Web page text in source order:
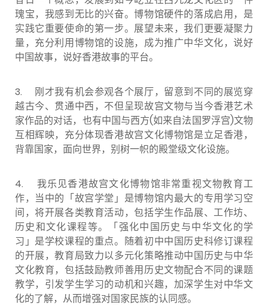
瑰宝，我感到无比的兴奋。博物馆硬件的落成启用，是
实践它重要使命的第一步。展望未来，我们更要凝聚力
量，充分利用博物馆的设施，成为推广中华文化，说好
中国故事，说好香港故事的平台。
3. 刚才我有机会参观各个展厅，留意到不同的展览穿
越古今、贯通中西，不但呈现故宫文物与当今香港艺术
家作品的对话，也有中国与西方(如来自法国罗浮宫)文物
互相辉映，充分体现香港故宫文化博物馆是立足香港，
背靠国家，面向世界，别树一帜的殿堂级文化设施。
4. 我乐见香港故宫文化博物馆非常重视文物教育工
作，当中的「故宫学堂」是博物馆内最大的专用学习空
间，将开展各类教育活动，包括学生作品展、工作坊、
历史和文化课程等。「强化中国历史与中华文化的学
习」是学校课程的重点。随着初中中国历史科修订课程
的开展，教育局致力以多元化策略推动中国历史与中华
文化教育，包括鼓励教师善用历史文物配合不同的课题
教学，引发学生学习的动机和兴趣，加深学生对中华文
化的了解，从而增强对国家民族的认同感。